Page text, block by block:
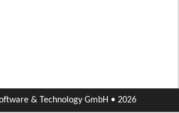
& Technology GmbH • 2026